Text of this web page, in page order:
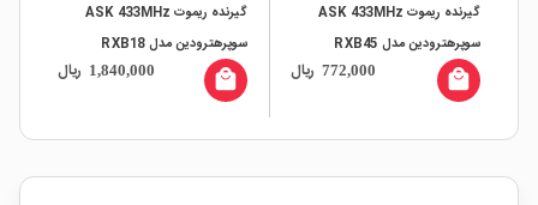
گیرنده ریموت ASK 433MHz
سوپرهترودین مدل RXB45
772,000 ریال local_mall
گیرنده ریموت ASK 433MHz
سوپرهترودین مدل RXB18
1,840,000 ریال local_mall